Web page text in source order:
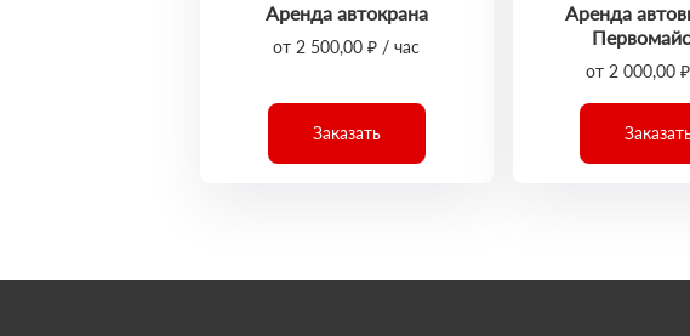
Аренда автокрана
от 2 500,00 ₽ / час
Заказать
Аренда
от 2 000,00